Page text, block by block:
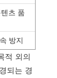
츠 품
방지
적 외의
되는 경